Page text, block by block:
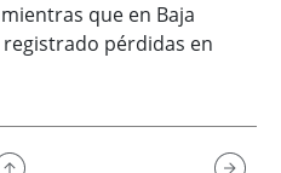
que en Baja
pérdidas en